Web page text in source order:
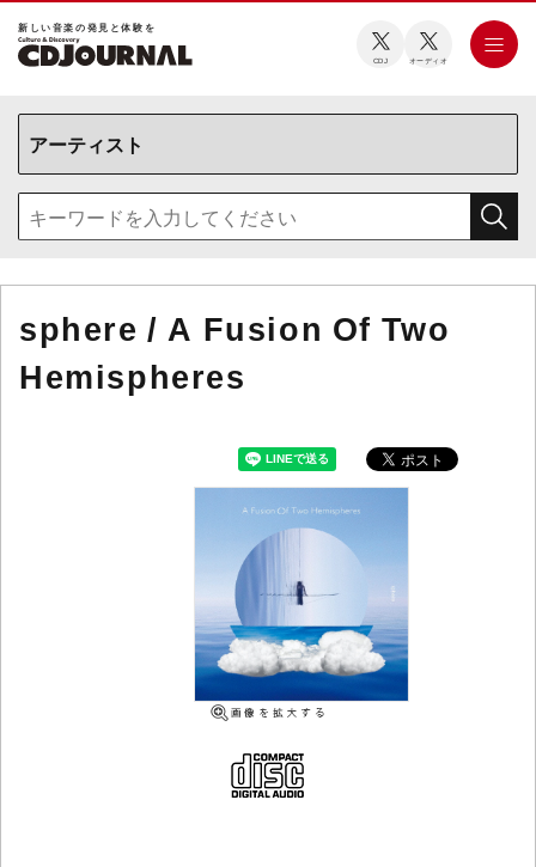
新しい⾳楽の発⾒と体験を
CDJ オーディオ
sphere / A Fusion Of Two
Hemispheres